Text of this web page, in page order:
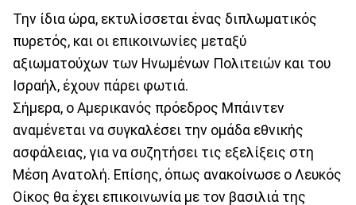
Την ίδια ώρα, εκτυλίσσεται ένας διπλωματικός
πυρετός, και οι επικοινωνίες μεταξύ
αξιωματούχων των Ηνωμένων Πολιτειών και του
Ισραήλ, έχουν πάρει φωτιά.
Σήμερα, ο Αμερικανός πρόεδρος Μπάιντεν
αναμένεται να συγκαλέσει την ομάδα εθνικής
ασφάλειας, για να συζητήσει τις εξελίξεις στη
Μέση Ανατολή. Επίσης, όπως ανακοίνωσε ο Λευκός
Οίκος θα έχει επικοινωνία με τον βασιλιά της